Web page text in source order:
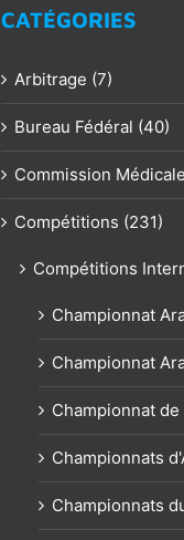
CATÉGORIES
Arbitrage (7)
Bureau Fédéral (40)
Commission
Compétitions (231)
Compétitions
Championnat
Championnat
Championnat de
Championnats
Championnats